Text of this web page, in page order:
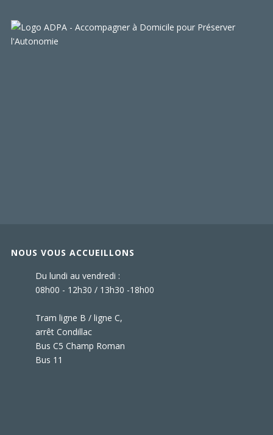
NOUS VOUS ACCUEILLONS
Du lundi au vendredi :
08h00 - 12h30 / 13h30 -18h00
Tram ligne B / ligne C,
arrêt Condillac
Bus C5 Champ Roman
Bus 11